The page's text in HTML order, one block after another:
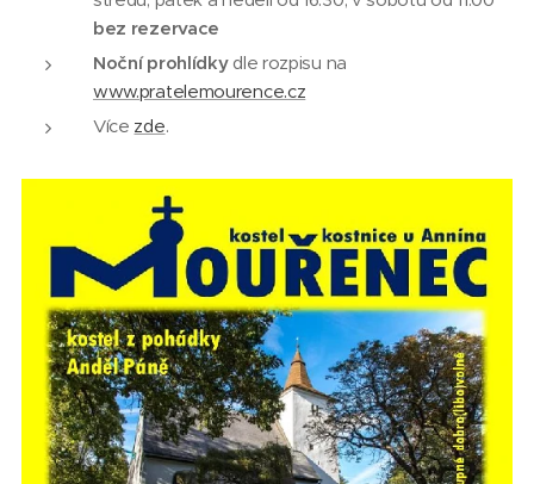
bez rezervace
Noční prohlídkydle rozpisu na
www.pratelemourence.cz
Více zde.